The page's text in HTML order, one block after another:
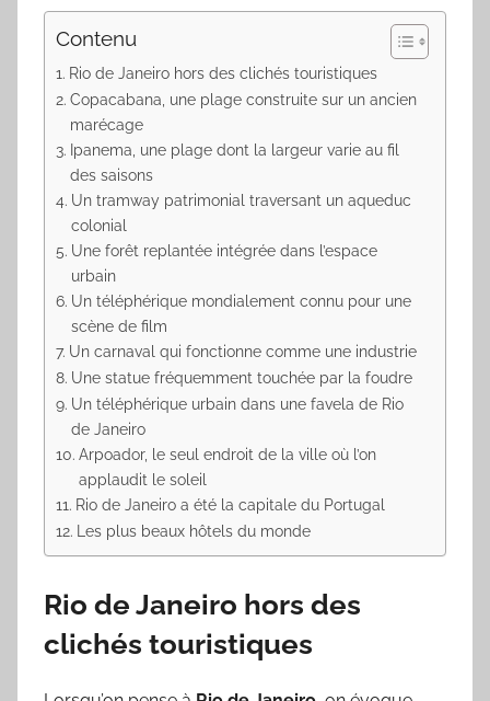
Contenu
Rio de Janeiro hors des clichés touristiques
Copacabana, une plage construite sur un ancien
marécage
Ipanema, une plage dont la largeur varie au fil
des saisons
Un tramway patrimonial traversant un aqueduc
colonial
Une forêt replantée intégrée dans l’espace
urbain
Un téléphérique mondialement connu pour une
scène de film
Un carnaval qui fonctionne comme une industrie
Une statue fréquemment touchée par la foudre
Un téléphérique urbain dans une favela de Rio
de Janeiro
Arpoador, le seul endroit de la ville où l’on
applaudit le soleil
Rio de Janeiro a été la capitale du Portugal
Les plus beaux hôtels du monde
Rio de Janeiro hors des
clichés touristiques